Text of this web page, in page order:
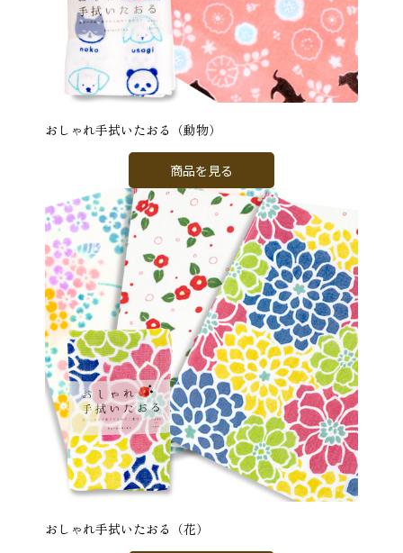
おしゃれ手拭いたおる（動物）
商品を見る
おしゃれ手拭いたおる（花）